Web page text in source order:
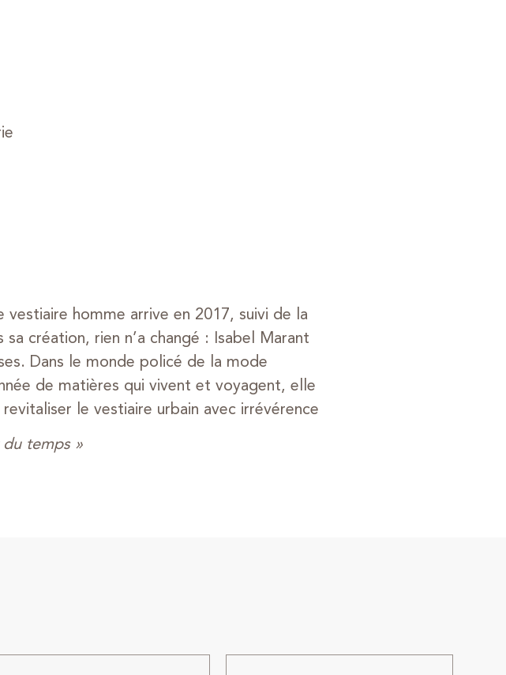
homme arrive en 2017, suivi de la
création, rien n’a changé : Isabel Marant
Dans le monde policé de la mode
de matières qui vivent et voyagent, elle
le vestiaire urbain avec irrévérence
du temps »